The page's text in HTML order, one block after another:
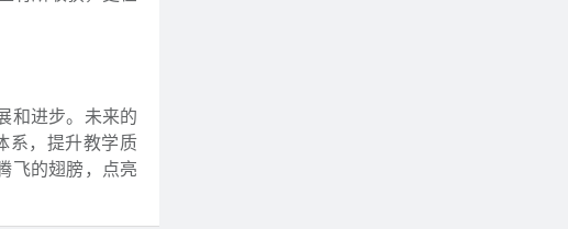
和进步。未来的
系，提升教学质
飞的翅膀，点亮